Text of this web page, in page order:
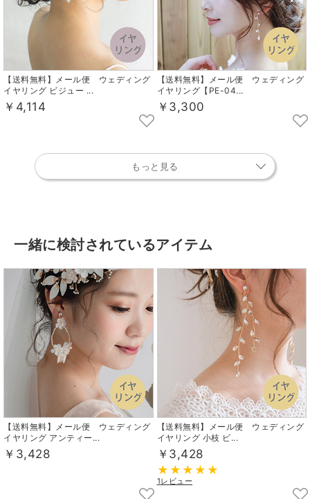
【送料無料】メール便 ウェディング
イヤリング ビジュー ...
￥4,114
【送料無料】メール便 ウェディング
イヤリング【PE-04...
￥3,300
もっと見る
一緒に検討されているアイテム
【送料無料】メール便 ウェディング
イヤリング アンティー...
￥3,428
【送料無料】メール便 ウェディング
イヤリング 小枝 ビ...
￥3,428
1レビュー